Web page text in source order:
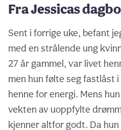
Fra Jessicas
Sent i forrige uke, befant
med en strålende ung
27 år gammel, var livet
men hun følte seg fastlåst
henne for energi. Mens
vekten av uoppfylte
kjenner altfor godt. Da